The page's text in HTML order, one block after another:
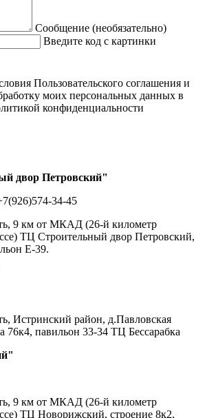
Сообщение (необязательно)
Введите код с картинки
Пользовательского соглашения и
моих персональных данных в
конфиденциальности
двор Петровский"
34-45
9 км от МКАД (26-й километр
ТЦ Строительный двор Петровский,
Е-39.
Истринский район, д.Павловская
76к4, павильон 33-34 ТЦ Бессарабка
9 км от МКАД (26-й километр
ТЦ Новорижский, строение 8к2,